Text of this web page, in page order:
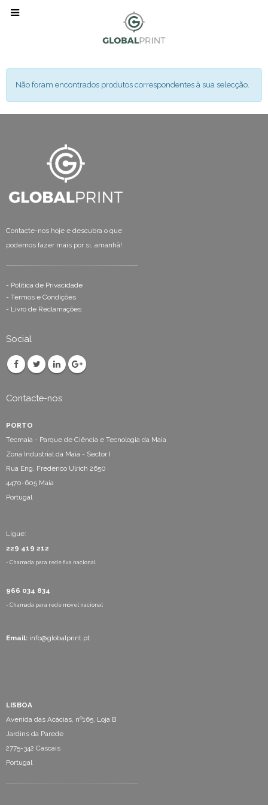
Não foram encontrados produtos correspondentes à sua selecção.
Contacte-nos hoje e descubra o que
podemos fazer mais por si, amanhã!
- Política de Privacidade
- Termos e Condições
- Livro de Reclamações
Social
Contacte-nos
PORTO
Tecmaia - Parque de Ciência e Tecnologia da Maia
Zona Industrial da Maia - Sector I
Rua Eng. Frederico Ulrich 2650
4470-605 Maia
Portugal
Ligue:
229 419 212
- Chamada para rede fixa nacional
966 034 834
- Chamada para rede móvel nacional
Email: info@globalprint.pt
LISBOA
Avenida das Acácias, nº165, Loja B
Jardins da Parede
2775-342 Cascais
Portugal